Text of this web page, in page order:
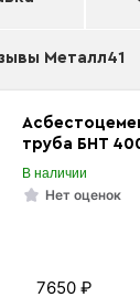
Металл41
труба БНТ
В наличии
Нет оценок
7650 ₽